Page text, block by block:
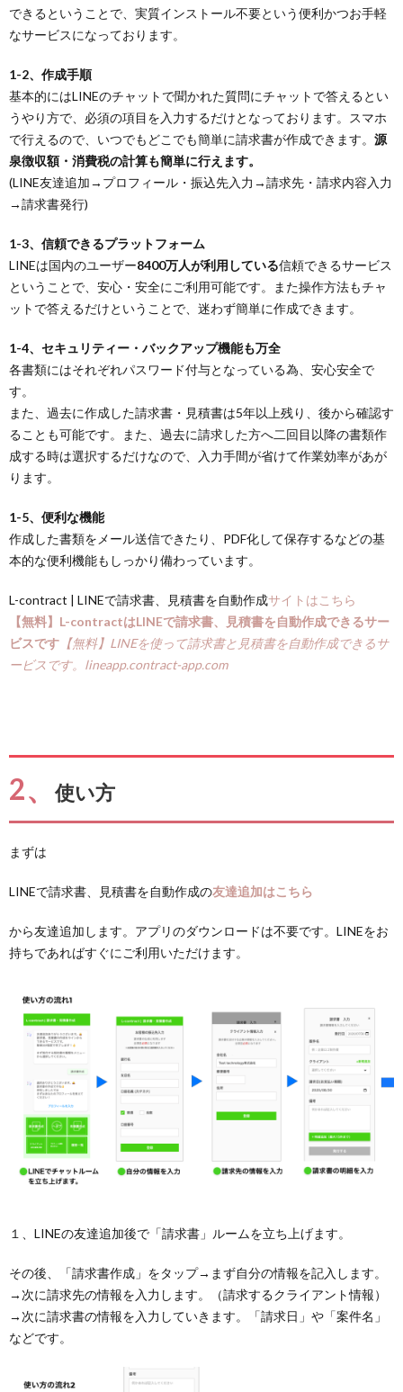
できるということで、実質インストール不要という便利かつお手軽
なサービスになっております。
1-2、作成手順
基本的にはLINEのチャットで聞かれた質問にチャットで答えるとい
うやり方で、必須の項目を入力するだけとなっております。スマホ
で行えるので、いつでもどこでも簡単に請求書が作成できます。 源
泉徴収額・消費税の計算も簡単に行えます。
(LINE友達追加→プロフィール・振込先入力→請求先・請求内容入力
→請求書発行)
1-3、信頼できるプラットフォーム
LINEは国内のユーザー8400万人が利用している信頼できるサービス
ということで、安心・安全にご利用可能です。また操作方法もチャ
ットで答えるだけということで、迷わず簡単に作成できます。
1-4、セキュリティー・バックアップ機能も万全
各書類にはそれぞれパスワード付与となっている為、安心安全で
す。
また、過去に作成した請求書・見積書は5年以上残り、後から確認す
ることも可能です。また、過去に請求した方へ二回目以降の書類作
成する時は選択するだけなので、入力手間が省けて作業効率があが
ります。
1-5、便利な機能
作成した書類をメール送信できたり、PDF化して保存するなどの基
本的な便利機能もしっかり備わっています。
L-contract | LINEで請求書、見積書を自動作成サイトはこちら
【無料】L-contractはLINEで請求書、見積書を自動作成できるサー
ビスです 【無料】LINEを使って請求書と見積書を自動作成できるサ
ービスです。 lineapp.contract-app.com
2、 使い方
まずは
LINEで請求書、見積書を自動作成の友達追加はこちら
から友達追加します。アプリのダウンロードは不要です。LINEをお
持ちであればすぐにご利用いただけます。
１、LINEの友達追加後で「請求書」ルームを立ち上げます。
その後、「請求書作成」をタップ→まず自分の情報を記入します。
→次に請求先の情報を入力します。（請求するクライアント情報）
→次に請求書の情報を入力していきます。「請求日」や「案件名」
などです。